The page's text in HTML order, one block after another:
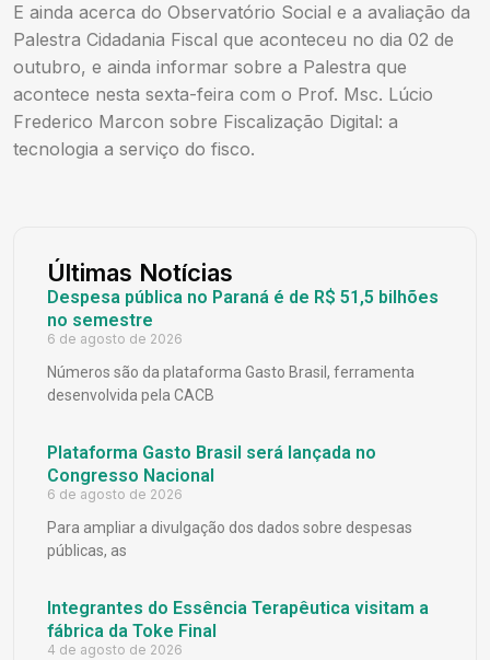
E ainda acerca do Observatório Social e a avaliação da
Palestra Cidadania Fiscal que aconteceu no dia 02 de
outubro, e ainda informar sobre a Palestra que
acontece nesta sexta-feira com o Prof. Msc. Lúcio
Frederico Marcon sobre Fiscalização Digital: a
tecnologia a serviço do fisco.
Últimas Notícias
Despesa pública no Paraná é de R$ 51,5 bilhões
no semestre
6 de agosto de 2026
Números são da plataforma Gasto Brasil, ferramenta
desenvolvida pela CACB
Plataforma Gasto Brasil será lançada no
Congresso Nacional
6 de agosto de 2026
Para ampliar a divulgação dos dados sobre despesas
públicas, as
Integrantes do Essência Terapêutica visitam a
fábrica da Toke Final
4 de agosto de 2026